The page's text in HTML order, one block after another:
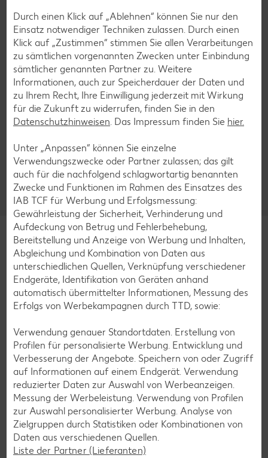
Anmelden
Werde Teil der Kaufland Community und
folge uns hier:
Kununu Tiktok Giphy WhatsApp
Impressum Datenschutzhinweise
Cookie-Hinweise
Barrierefreiheitserklärung
des ersten Angebotstages ausverkauft sein.
**Preis nur mit der Kaufland Card erhältlich und nur bei Vorzeigen der
Kaufland Card an der Kasse.
Die Haltungsform-Kennzeichnung wird aktuell von 4 auf 5 Stufen
angepasst. Im Umstellungszeitraum verkaufen wir Artikel mit der
bisherigen und der neuen Haltungsform-Kennzeichnung. Weitere
Informationen findest duhier .
ʳ aktuell nur für ausgewählte Kunststoff-Verpackungen der Marken
Durch einen Klick auf „Ablehnen“ können Sie nur den
Einsatz notwendiger Techniken zulassen. Durch einen
Klick auf „Zustimmen“ stimmen Sie allen Verarbeitungen
zu sämtlichen vorgenannten Zwecken unter Einbindung
sämtlicher genannten Partner zu. Weitere
Informationen, auch zur Speicherdauer der Daten und
zu Ihrem Recht, Ihre Einwilligung jederzeit mit Wirkung
für die Zukunft zu widerrufen, finden Sie in den
Datenschutzhinweisen. Das Impressum finden Sie hier.
Unter „Anpassen“ können Sie einzelne
Verwendungszwecke oder Partner zulassen; das gilt
auch für die nachfolgend schlagwortartig benannten
Zwecke und Funktionen im Rahmen des Einsatzes des
IAB TCF für Werbung und Erfolgsmessung:
Gewährleistung der Sicherheit, Verhinderung und
Aufdeckung von Betrug und Fehlerbehebung,
Bereitstellung und Anzeige von Werbung und Inhalten,
Abgleichung und Kombination von Daten aus
unterschiedlichen Quellen, Verknüpfung verschiedener
Endgeräte, Identifikation von Geräten anhand
automatisch übermittelter Informationen, Messung des
Erfolgs von Werbekampagnen durch TTD, sowie:
Verwendung genauer Standortdaten. Erstellung von
Profilen für personalisierte Werbung. Entwicklung und
Verbesserung der Angebote. Speichern von oder Zugriff
auf Informationen auf einem Endgerät. Verwendung
reduzierter Daten zur Auswahl von Werbeanzeigen.
Messung der Werbeleistung. Verwendung von Profilen
zur Auswahl personalisierter Werbung. Analyse von
Zielgruppen durch Statistiken oder Kombinationen von
Daten aus verschiedenen Quellen.
Liste der Partner (Lieferanten)